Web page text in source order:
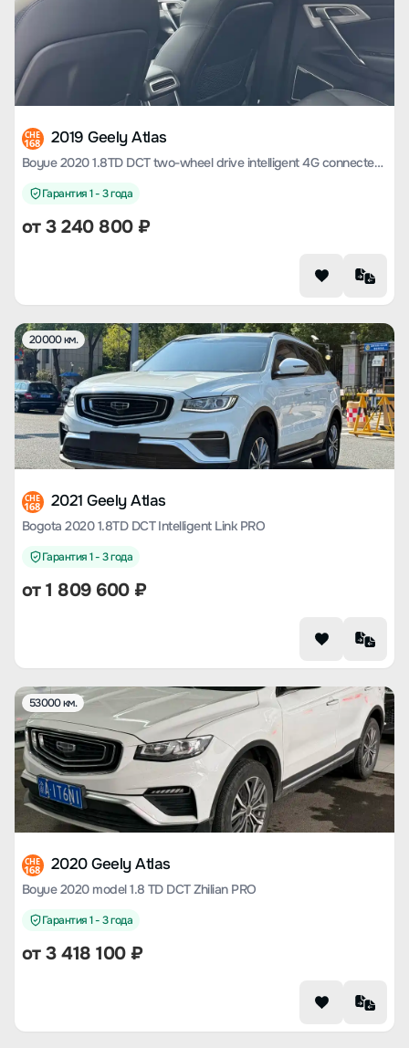
CHE
168 2019 Geely Atlas
Boyue 2020 1.8TD DCT two-wheel drive intelligent 4G connected version
Гарантия 1 - 3 года
от3 240 800₽
20000 км.
CHE
168 2021 Geely Atlas
Bogota 2020 1.8TD DCT Intelligent Link PRO
Гарантия 1 - 3 года
от1 809 600₽
53000 км.
CHE
168 2020 Geely Atlas
Boyue 2020 model 1.8 TD DCT Zhilian PRO
Гарантия 1 - 3 года
от3 418 100₽